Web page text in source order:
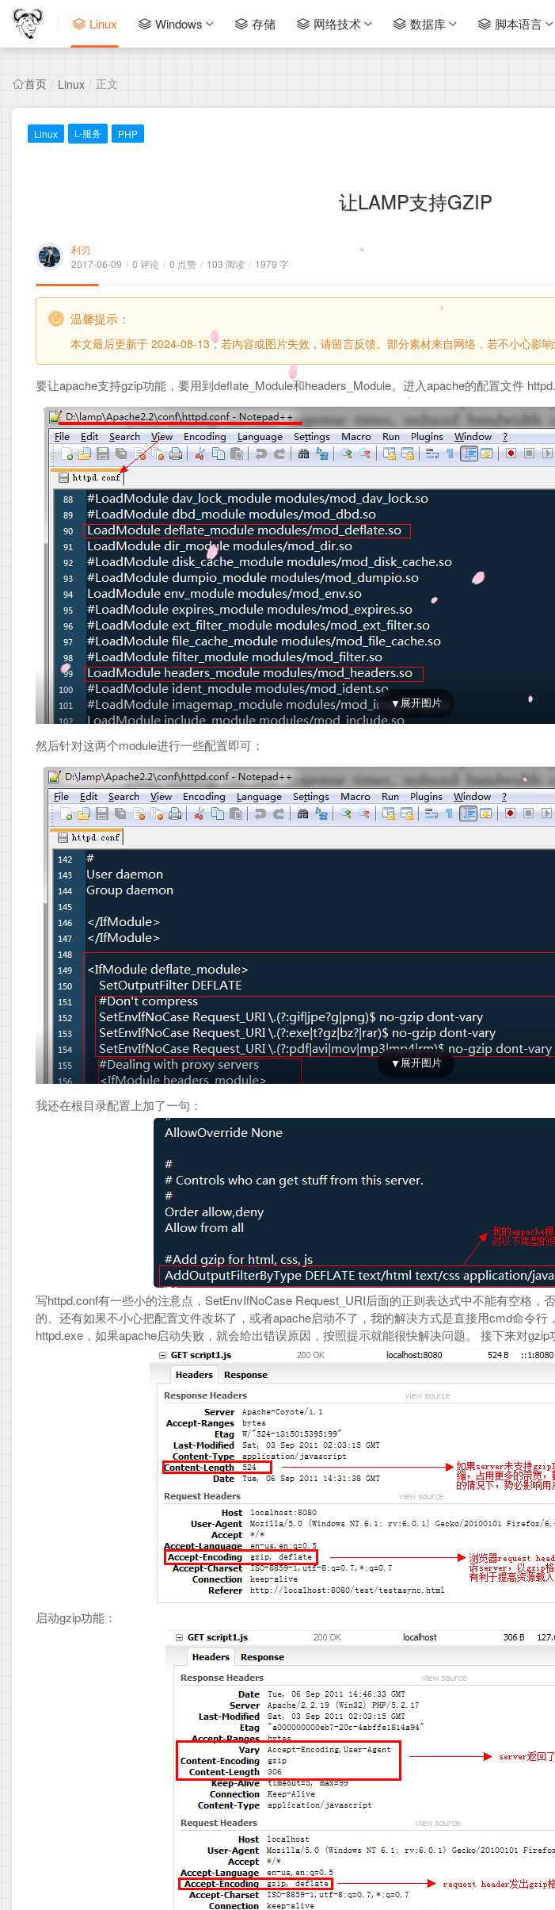
Linux Windows 存储 网络技术 数据库 脚本语言
首页 / Linux / 正文
Linux L-服务 PHP
让LAMP支持GZIP
利刃
2017-06-09 / 0 评论 / 0 点赞 / 103 阅读 / 1979 字
温馨提示：
本文最后更新于 2024-08-13，若内容或图片失效，请留言反馈。部分素材来自网络，若不小心影响
要让apache支持gzip功能，要用到deflate_Module和headers_Module。进入apache的配置文件
然后针对这两个module进行一些配置即可：
我还在根目录配置上加了一句：
写httpd.conf有一些小的注意点，SetEnvIfNoCase Request_URI后面的正则表达式中不能有空格，
的。还有如果不小心把配置文件改坏了，或者apache启动不了，我的解决方式是直接用cmd命令行
httpd.exe，如果apache启动失败，就会给出错误原因，按照提示就能很快解决问题。 接下来对gzip
启动gzip功能：